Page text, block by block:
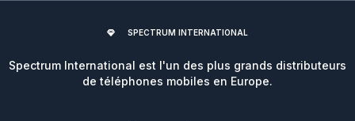
SPECTRUM INTERNATIONAL
Spectrum International est l'un des plus grands distributeurs
de téléphones mobiles en Europe.